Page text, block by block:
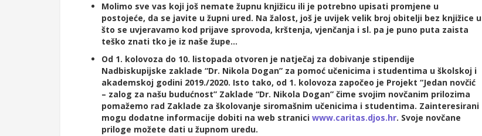
Molimo sve vas koji još nemate župnu knjižicu ili je potrebno upisati promjene u
postojeće, da se javite u župni ured. Na žalost, još je uvijek velik broj obitelji bez knjižice u
što se uvjeravamo kod prijave sprovoda, krštenja, vjenčanja i sl. pa je puno puta zaista
teško znati tko je iz naše župe…
Od 1. kolovoza do 10. listopada otvoren je natječaj za dobivanje stipendije
Nadbiskupijske zaklade “Dr. Nikola Dogan” za pomoć učenicima i studentima u školskoj i
akademskoj godini 2019./2020. Isto tako, od 1. kolovoza započeo je Projekt “Jedan novčić
– zalog za našu budućnost” Zaklade “Dr. Nikola Dogan” čime svojim novčanim prilozima
pomažemo rad Zaklade za školovanje siromašnim učenicima i studentima. Zainteresirani
mogu dodatne informacije dobiti na web stranici www.caritas.djos.hr. Svoje novčane
priloge možete dati u župnom uredu.